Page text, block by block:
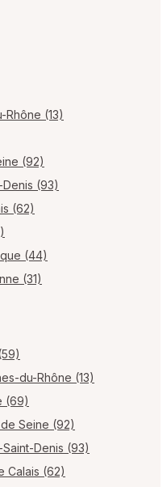
Rhône (13)
(92)
(93)
(62)
(44)
(31)
du-Rhône (13)
(69)
Seine (92)
Denis (93)
Calais (62)